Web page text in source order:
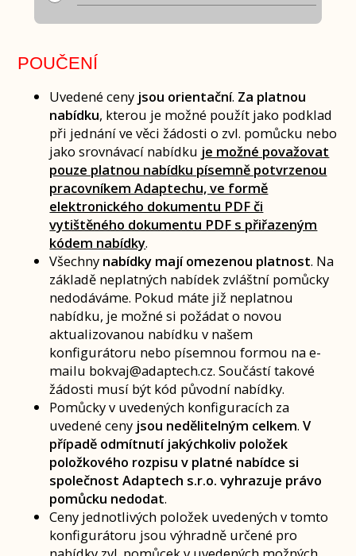
POUČENÍ
Uvedené ceny jsou orientační. Za platnou
nabídku, kterou je možné použít jako podklad
při jednání ve věci žádosti o zvl. pomůcku nebo
jako srovnávací nabídku je možné považovat
pouze platnou nabídku písemně potvrzenou
pracovníkem Adaptechu, ve formě
elektronického dokumentu PDF či
vytištěného dokumentu PDF s přiřazeným
kódem nabídky.
Všechny nabídky mají omezenou platnost. Na
základě neplatných nabídek zvláštní pomůcky
nedodáváme. Pokud máte již neplatnou
nabídku, je možné si požádat o novou
aktualizovanou nabídku v našem
konfigurátoru nebo písemnou formou na e-
mailu bokvaj@adaptech.cz. Součástí takové
žádosti musí být kód původní nabídky.
Pomůcky v uvedených konfiguracích za
uvedené ceny jsou nedělitelným celkem.V
případě odmítnutí jakýchkoliv položek
položkového rozpisu v platné nabídce si
společnost Adaptech s.r.o. vyhrazuje právo
pomůcku nedodat.
Ceny jednotlivých položek uvedených v tomto
konfigurátoru jsou výhradně určené pro